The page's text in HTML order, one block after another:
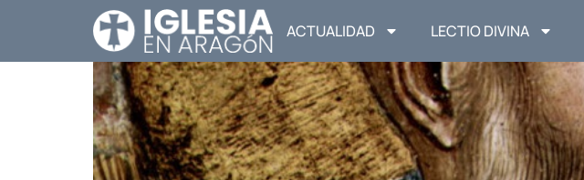
ACTUALIDAD LECTIO DIVINA